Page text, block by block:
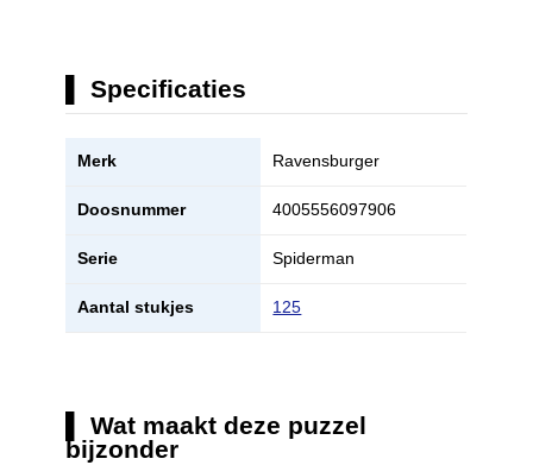
Specificaties
Merk Ravensburger
Doosnummer 4005556097906
Serie Spiderman
Aantal stukjes 125
Wat maakt deze puzzel
bijzonder